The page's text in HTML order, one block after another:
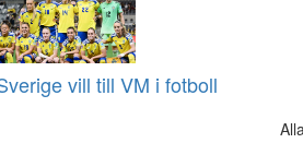
vill till VM i fotboll